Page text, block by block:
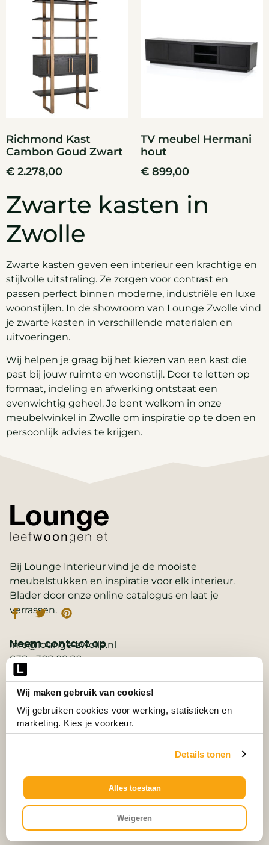
Wij maken gebruik van cookies!
Wij gebruiken cookies voor werking, statistieken en
marketing. Kies je voorkeur.
Details tonen
Alles toestaan
Weigeren
Richmond Kast
Cambon Goud Zwart
€ 2.278,00
TV meubel Hermani
hout
€ 899,00
Zwarte kasten in
Zwolle
Zwarte kasten geven een interieur een krachtige en
stijlvolle uitstraling. Ze zorgen voor contrast en
passen perfect binnen moderne, industriële en luxe
woonstijlen. In de showroom van Lounge Zwolle vind
je zwarte kasten in verschillende materialen en
uitvoeringen.
Wij helpen je graag bij het kiezen van een kast die
past bij jouw ruimte en woonstijl. Door te letten op
formaat, indeling en afwerking ontstaat een
evenwichtig geheel. Je bent welkom in onze
meubelwinkel in Zwolle om inspiratie op te doen en
persoonlijk advies te krijgen.
Bij Lounge Interieur vind je de mooiste
meubelstukken en inspiratie voor elk interieur.
Blader door onze online catalogus en laat je
verrassen.
Belangrijke links
2D ontwerp
3D ontwerp
Collectie
Neem contact op
info@lounge-zwolle.nl
038 - 302 02 20
Anthony Fokkerstraat 3, 8013 NS Zwolle
© Alle Rechten Voorbehouden.